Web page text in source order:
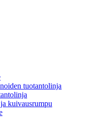
tuotantolinja
kuivausrumpu